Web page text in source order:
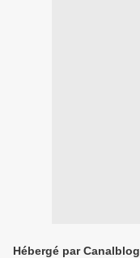
Hébergé par Canalblog